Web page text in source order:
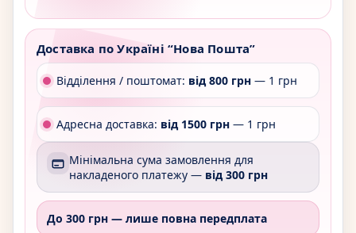
Доставка по Україні “Нова Пошта”
Відділення / поштомат: від 800 грн — 1 грн
Адресна доставка: від 1500 грн — 1 грн
Мінімальна сума замовлення для
накладеного платежу — від 300 грн
До 300 грн — лише повна передплата